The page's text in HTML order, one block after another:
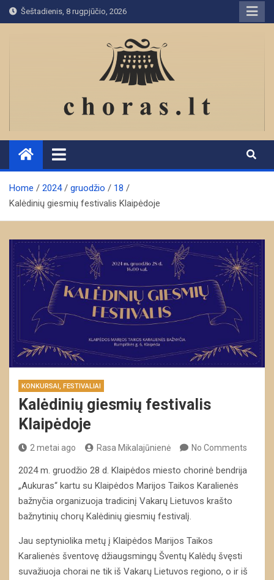
Skip
to
Šeštadienis, 8 rugpjūčio, 2026
Home 2024 gruodžio
18
Kalėdinių giesmių festivalis Klaipėdoje
KONKURSAI, FESTIVALIAI
Kalėdinių giesmių festivalis
Klaipėdoje
2 metai ago Rasa Mikalajūnienė No Comments
2024 m. gruodžio 28 d. Klaipėdos miesto chorinė bendrija
„Aukuras“ kartu su Klaipėdos Marijos Taikos Karalienės
bažnyčia organizuoja tradicinį Vakarų Lietuvos krašto
bažnytinių chorų Kalėdinių giesmių festivalį.
Jau septyniolika metų į Klaipėdos Marijos Taikos
Karalienės šventovę džiaugsmingų Šventų Kalėdų švęsti
suvažiuoja chorai ne tik iš Vakarų Lietuvos regiono, o ir iš